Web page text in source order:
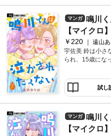
信満々に強気な
しょぐしょに
いに決まって
―!! 純真な攻め
ブ！！待望の第6
マンガ
鳴川
【マイクロ
￥220
遠山
宇佐美 鈴は小さ
られ、15歳にな
つも通りドM男
の俺様男子・鳴
信満々に強気な
しょぐしょに
いに決まって
―!! 純真な攻め
試し
マンガ
鳴川
【マイクロ